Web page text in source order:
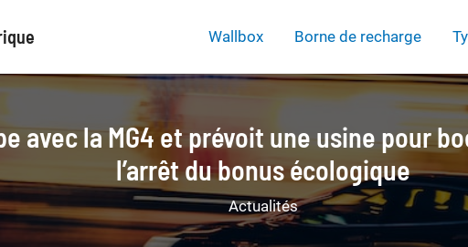
Wallbox Borne de recharge
avec la MG4 et prévoit une usine pour
l’arrêt du bonus écologique
Actualités